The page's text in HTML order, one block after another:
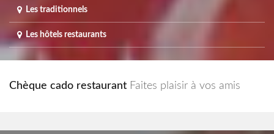
Les traditionnels
Les hôtels restaurants
Chèque cado restaurant Faites plaisir à vos amis